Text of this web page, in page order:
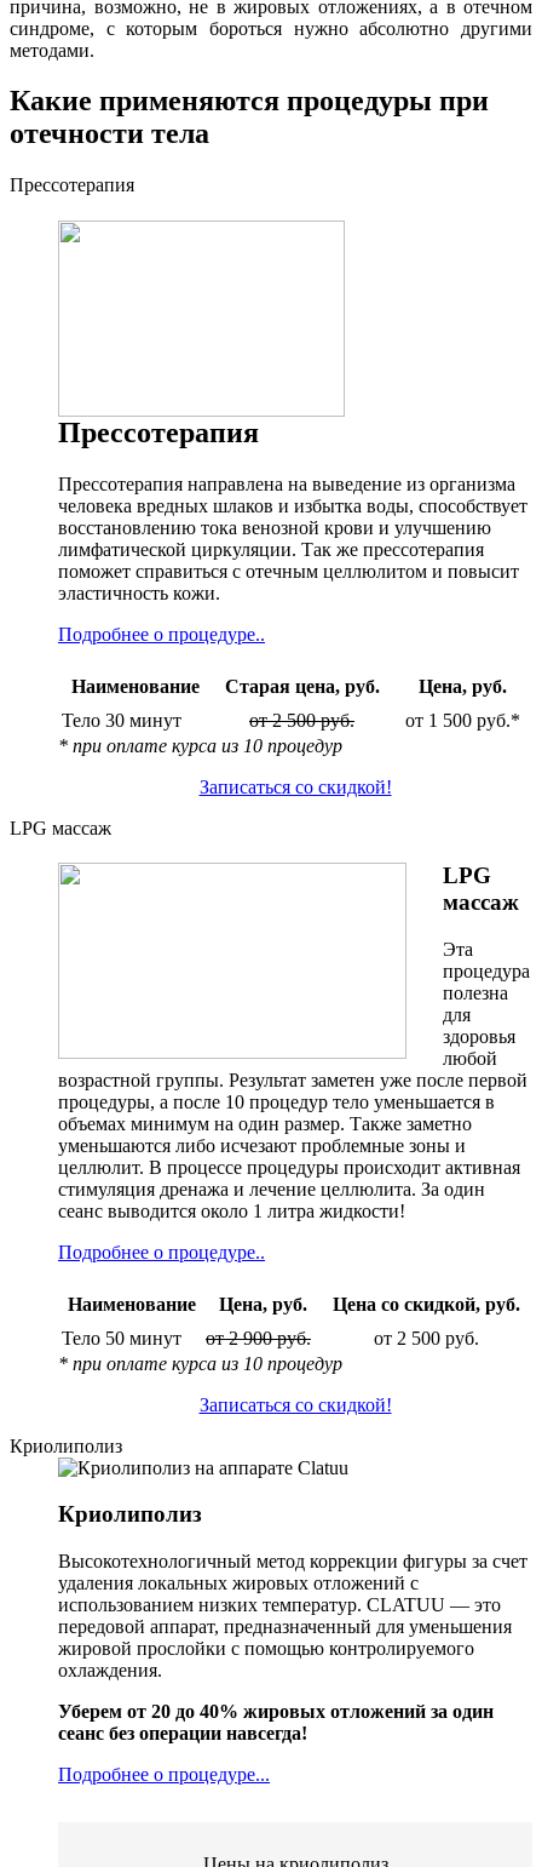
причина, возможно, не в жировых отложениях, а в отечном
синдроме, с которым бороться нужно абсолютно другими
методами.
Какие применяются процедуры при
отечности тела
Прессотерапия
Прессотерапия
Прессотерапия направлена на выведение из организма
человека вредных шлаков и избытка воды, способствует
восстановлению тока венозной крови и улучшению
лимфатической циркуляции. Так же прессотерапия
поможет справиться с отечным целлюлитом и повысит
эластичность кожи.
Подробнее о процедуре..
Наименование Старая цена, руб.
Цена, руб.
Тело 30 минут
от 2 500 руб.
от 1 500 руб.*
* при оплате курса из 10 процедур
Записаться со скидкой!
LPG массаж
LPG
массаж
Эта
процедура
полезна
для
здоровья
любой
возрастной группы. Результат заметен уже после первой
процедуры, а после 10 процедур тело уменьшается в
объемах минимум на один размер. Также заметно
уменьшаются либо исчезают проблемные зоны и
целлюлит. В процессе процедуры происходит активная
стимуляция дренажа и лечение целлюлита. За один
сеанс выводится около 1 литра жидкости!
Подробнее о процедуре..
Наименование Цена, руб.
Цена со скидкой, руб.
Тело 50 минут
от 2 900 руб.
от 2 500 руб.
* при оплате курса из 10 процедур
Записаться со скидкой!
Криолиполиз
Криолиполиз
Высокотехнологичный метод коррекции фигуры за счет
удаления локальных жировых отложений с
использованием низких температур. CLATUU — это
передовой аппарат, предназначенный для уменьшения
жировой прослойки с помощью контролируемого
охлаждения.
Уберем от 20 до 40% жировых отложений за один
сеанс без операции навсегда!
Подробнее о процедуре...